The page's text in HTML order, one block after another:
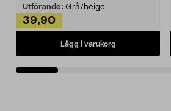
Utförande: Grå/beige
39,90
Lägg i varukorg